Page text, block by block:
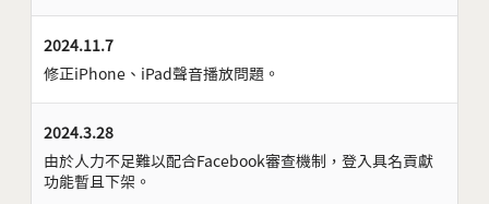
2024.11.7
修正iPhone、iPad聲音播放問題。
2024.3.28
由於人力不足難以配合Facebook審查機制，登入具名貢獻
功能暫且下架。